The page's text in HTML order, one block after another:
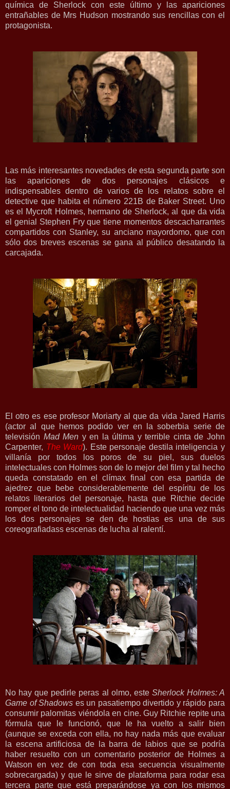
química de Sherlock con este último y las apariciones
entrañables de Mrs Hudson mostrando sus rencillas con el
protagonista.
Las más interesantes novedades de esta segunda parte son
las apariciones de dos personajes clásicos e
indispensables dentro de varios de los relatos sobre el
detective que habita el número 221B de Baker Street. Uno
es el Mycroft Holmes, hermano de Sherlock, al que da vida
el genial Stephen Fry que tiene momentos descacharrantes
compartidos con Stanley, su anciano mayordomo, que con
sólo dos breves escenas se gana al público desatando la
carcajada.
El otro es ese profesor Moriarty al que da vida Jared Harris
(actor al que hemos podido ver en la soberbia serie de
televisión Mad Men y en la última y terrible cinta de John
Carpenter, The Ward). Este personaje destila inteligencia y
villanía por todos los poros de su piel, sus duelos
intelectuales con Holmes son de lo mejor del film y tal hecho
queda constatado en el clímax final con esa partida de
ajedrez que bebe considerablemente del espíritu de los
relatos literarios del personaje, hasta que Ritchie decide
romper el tono de intelectualidad haciendo que una vez más
los dos personajes se den de hostias es una de sus
coreografiadass escenas de lucha al ralentí.
No hay que pedirle peras al olmo, este Sherlock Holmes: A
Game of Shadows es un pasatiempo divertido y rápido para
consumir palomitas viéndola en cine. Guy Ritchie repite una
fórmula que le funcionó, que le ha vuelto a salir bien
(aunque se exceda con ella, no hay nada más que evaluar
la escena artificiosa de la barra de labios que se podría
haber resuelto con un comentario posterior de Holmes a
Watson en vez de con toda esa secuencia visualmente
sobrecargada) y que le sirve de plataforma para rodar esa
tercera parte que está preparándose ya con los mismos